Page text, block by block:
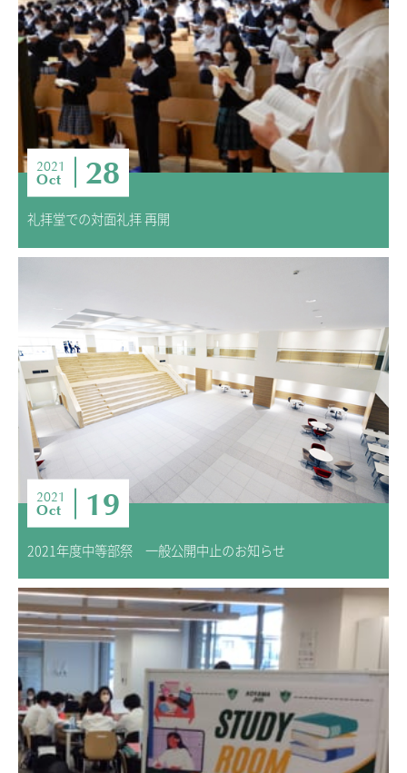
2021
Oct 28
礼拝堂での対面礼拝 再開
2021
Oct 19
2021年度中等部祭 一般公開中止のお知らせ